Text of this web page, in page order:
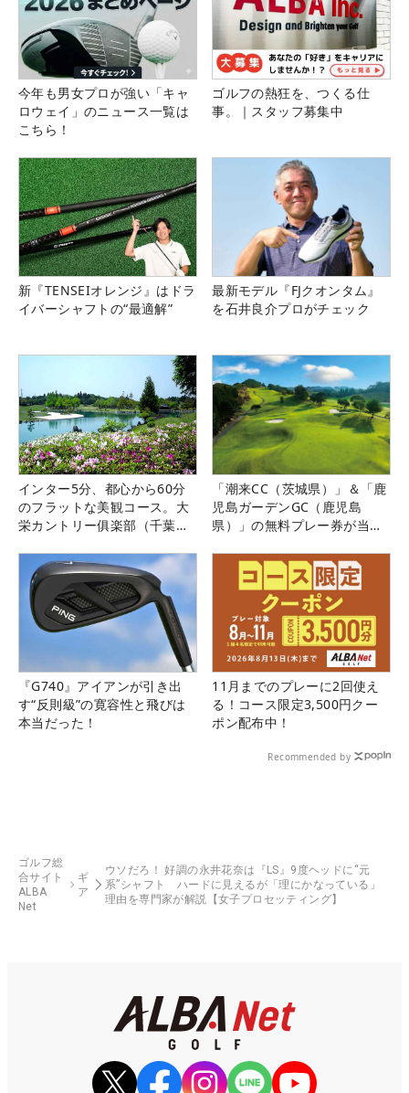
今年も男女プロが強い「キャ
ロウェイ」のニュース一覧は
こちら！
ゴルフの熱狂を、つくる仕
事。｜スタッフ募集中
新『TENSEIオレンジ』はドラ
イバーシャフトの“最適解”
最新モデル『FJクオンタム』
を石井良介プロがチェック
インター5分、都心から60分
のフラットな美観コース。大
栄カントリー俱楽部（千葉
「潮来CC（茨城県）」＆「鹿
児島ガーデンGC（鹿児島
県）」の無料プレー券が当た
『G740』アイアンが引き出
す“反則級”の寛容性と飛びは
本当だった！
11月までのプレーに2回使え
る！コース限定3,500円クー
ポン配布中！
Recommended by
ゴルフ総
合サイト
ALBA
Net
ギ
ア
ウソだろ！ 好調の永井花奈は『LS』9度ヘッドに“元
系”シャフト ハードに見えるが「理にかなっている」
理由を専門家が解説【女子プロセッティング】